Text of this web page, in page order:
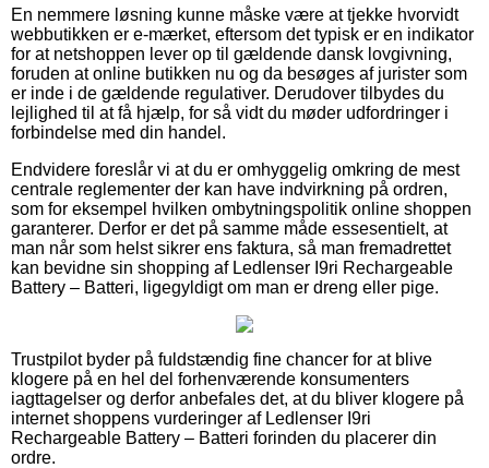
En nemmere løsning kunne måske være at tjekke hvorvidt
webbutikken er e-mærket, eftersom det typisk er en indikator
for at netshoppen lever op til gældende dansk lovgivning,
foruden at online butikken nu og da besøges af jurister som
er inde i de gældende regulativer. Derudover tilbydes du
lejlighed til at få hjælp, for så vidt du møder udfordringer i
forbindelse med din handel.
Endvidere foreslår vi at du er omhyggelig omkring de mest
centrale reglementer der kan have indvirkning på ordren,
som for eksempel hvilken ombytningspolitik online shoppen
garanterer. Derfor er det på samme måde essesentielt, at
man når som helst sikrer ens faktura, så man fremadrettet
kan bevidne sin shopping af Ledlenser I9ri Rechargeable
Battery – Batteri, ligegyldigt om man er dreng eller pige.
Trustpilot byder på fuldstændig fine chancer for at blive
klogere på en hel del forhenværende konsumenters
iagttagelser og derfor anbefales det, at du bliver klogere på
internet shoppens vurderinger af Ledlenser I9ri
Rechargeable Battery – Batteri forinden du placerer din
ordre.